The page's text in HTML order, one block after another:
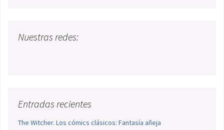
Nuestras redes:
Entradas recientes
The Witcher. Los cómics clásicos: Fantasía añeja